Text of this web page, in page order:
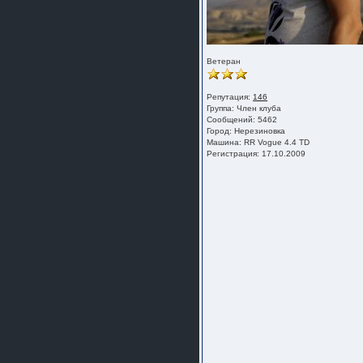
Ветеран
Репутация: 146
Группа:Член клуба
Сообщений: 5462
Город: Нерезиновка
Машина: RR Vogue 4.4 TD
Регистрация: 17.10.2009